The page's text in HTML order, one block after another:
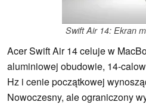
Swift Air 14: Ekran
Acer Swift Air 14 celuje w
aluminiowej obudowie, 14-
Hz i cenie początkowej
Nowoczesny, ale ograniczony